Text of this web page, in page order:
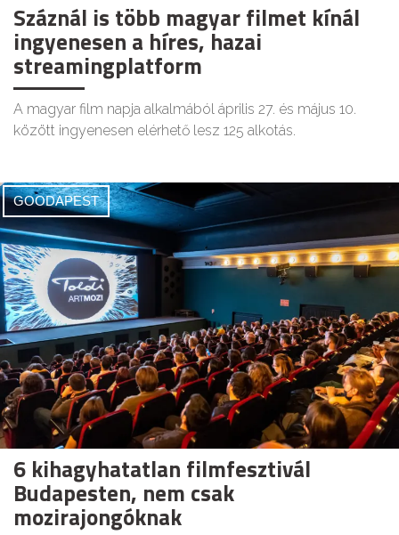
Száznál is több magyar filmet kínál
ingyenesen a híres, hazai
streamingplatform
A magyar film napja alkalmából április 27. és május 10.
között ingyenesen elérhető lesz 125 alkotás.
GOODAPEST
6 kihagyhatatlan filmfesztivál
Budapesten, nem csak
mozirajongóknak